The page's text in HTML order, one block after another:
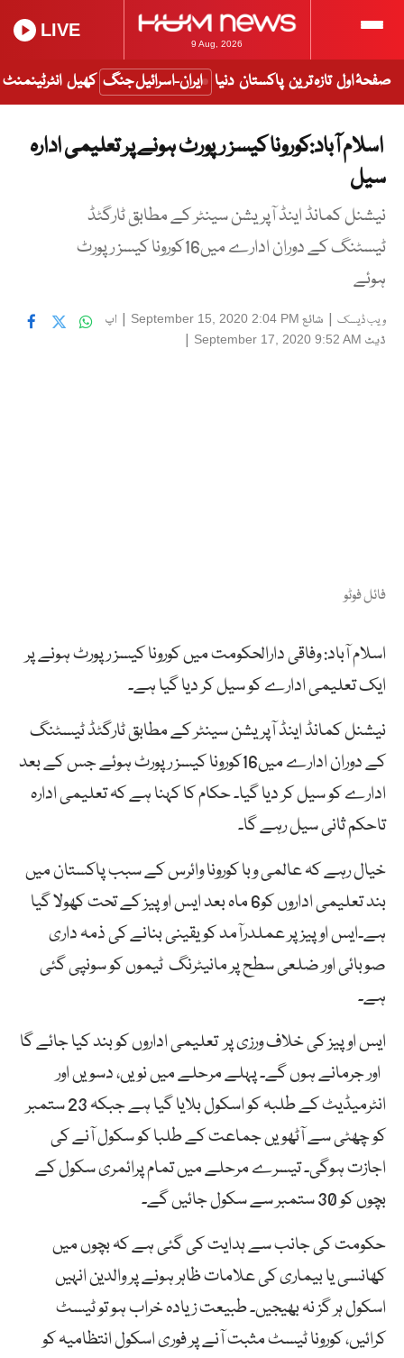
9 Aug, 2026
LIVE
صفحۂ اول تازہ ترین پاکستان دنیا ایران-اسرائیل جنگ کھیل انٹرٹینمنٹ
اسلام آباد:کورونا کیسز رپورٹ ہونے پر تعلیمی ادارہ
سیل
نیشنل کمانڈ اینڈ آپریشن سینٹر کے مطابق ٹارگٹڈ
ٹیسٹنگ کے دوران ادارے میں16کورونا کیسز رپورٹ
ہوئے
ویب ڈیسک | شائع September 15, 2020 2:04 PM
| اپ
ڈیٹ September 17, 2020 9:52 AM
|
فائل فوٹو
اسلام آباد: وفاقی دارالحکومت میں کورونا کیسز رپورٹ ہونے پر
ایک تعلیمی ادارے کو سیل کر دیا گیا ہے۔
نیشنل کمانڈ اینڈ آپریشن سینٹر کے مطابق ٹارگٹڈ ٹیسٹنگ
کے دوران ادارے میں16کورونا کیسز رپورٹ ہوئے جس کے بعد
ادارے کو سیل کر دیا گیا۔ حکام کا کہنا ہے کہ تعلیمی ادارہ
تاحکم ثانی سیل رہے گا۔
خیال رہے کہ عالمی وبا کورونا وائرس کے سبب پاکستان میں
بند تعلیمی اداروں کو6 ماہ بعد ایس او پیز کے تحت کھولا گیا
ہے۔ایس او پیز پر عملدرآمد کو یقینی بنانے کی ذمہ داری
صوبائی اور ضلعی سطح پر مانیٹرنگ ٹیموں کو سونپی گئی
ہے۔
ایس او پیز کی خلاف ورزی پر تعلیمی اداروں کو بند کیا جائے گا
اور جرمانے ہوں گے۔ پہلے مرحلے میں نویں، دسویں اور
انٹرمیڈیٹ کے طلبہ کو اسکول بلایا گیا ہے جبکہ 23 ستمبر
کو چھٹی سے آٹھویں جماعت کے طلبا کو سکول آنے کی
اجازت ہوگی۔ تیسرے مرحلے میں تمام پرائمری سکول کے
بچوں کو 30 ستمبر سے سکول جائیں گے۔
حکومت کی جانب سے ہدایت کی گئی ہے کہ بچوں میں
کھانسی یا بیماری کی علامات ظاہر ہونے پر والدین انہیں
اسکول ہر گز نہ بھیجیں۔ طبیعت زیادہ خراب ہو تو ٹیسٹ
کرائیں، کورونا ٹیسٹ مثبت آنے پر فوری اسکول انتظامیہ کو